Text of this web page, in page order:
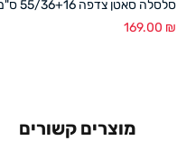
סלסלה סאטן צדפה 55/36+16 ס"מ לבן
169.00 ₪
מוצרים קשורים